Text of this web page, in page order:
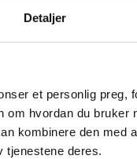
Detaljer
et personlig preg,
hvordan du bruker
kombinere den med
tjenestene deres.
nyhetsbrev
oss¢!